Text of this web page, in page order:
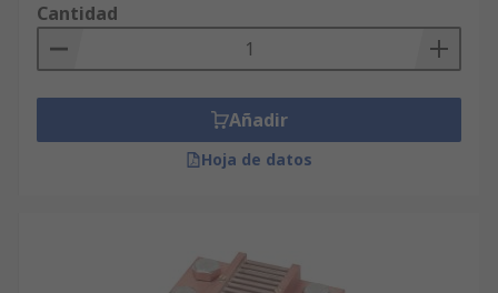
Cantidad
Añadir
Hoja de datos